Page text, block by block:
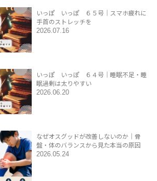
いっぽ いっぽ ６５号｜スマホ疲れに
手首のストレッチを
2026.07.16
いっぽ いっぽ ６４号｜睡眠不足・睡
眠過剰は太りやすい
2026.06.20
なぜオスグッドが改善しないのか｜骨
盤・体のバランスから見た本当の原因
2026.05.24